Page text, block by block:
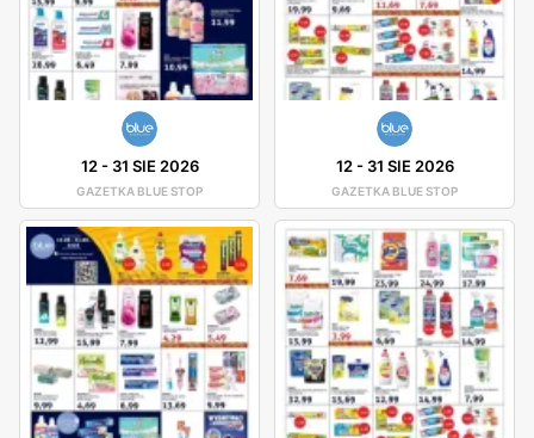
12- 31 SIE 2026
GAZETKA BLUE STOP
12- 31 SIE 2026
GAZETKA BLUE STOP